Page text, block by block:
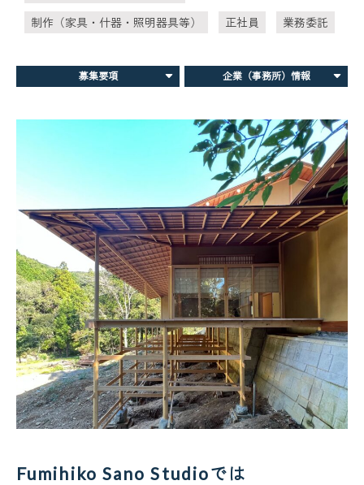
制作（家具・什器・照明器具等） 正社員 業務委託
募集要項 企業（事務所）情報
Fumihiko Sano Studioでは